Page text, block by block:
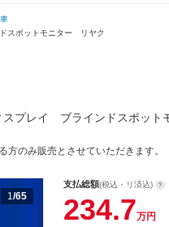
スポットモニター リヤク
プレイ ブラインドスポット
のみ販売とさせていただきます。
1/65
支払総額(税込・リ済込)
234.7万円